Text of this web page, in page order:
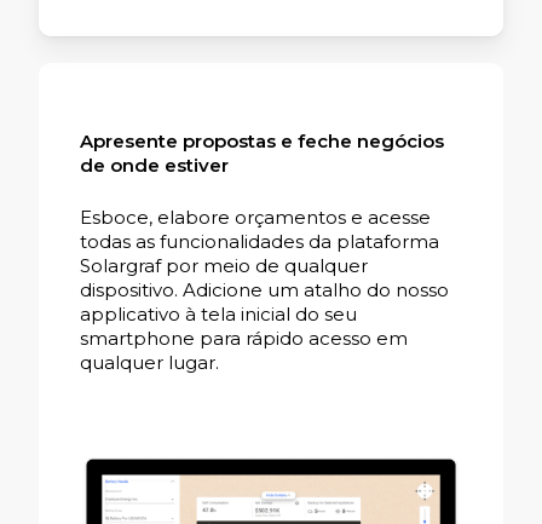
Apresente propostas e feche negócios
de onde estiver
Esboce, elabore orçamentos e acesse
todas as funcionalidades da plataforma
Solargraf por meio de qualquer
dispositivo. Adicione um atalho do nosso
applicativo à tela inicial do seu
smartphone para rápido acesso em
qualquer lugar.